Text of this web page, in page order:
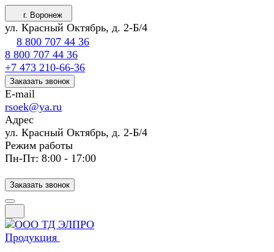
г. Воронеж
ул. Красный Октябрь, д. 2-Б/4
8 800 707 44 36
8 800 707 44 36
+7 473 210-66-36
Заказать звонок
E-mail
rsoek@ya.ru
Адрес
ул. Красный Октябрь, д. 2-Б/4
Режим работы
Пн-Пт: 8:00 - 17:00
Заказать звонок
Продукция